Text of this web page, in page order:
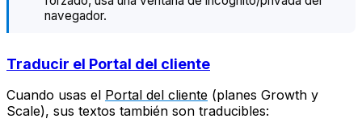
navegador.
Traducir el Portal del cliente
Cuando usas el Portal del cliente (planes Growth y
Scale), sus textos también son traducibles: